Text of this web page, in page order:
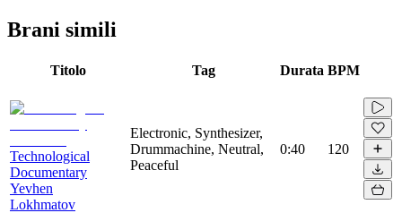
Brani simili
Titolo Tag Durata BPM
Technological
Documentary
Yevhen
Lokhmatov
Electronic, Synthesizer,
Drummachine, Neutral,
Peaceful
0:40 120